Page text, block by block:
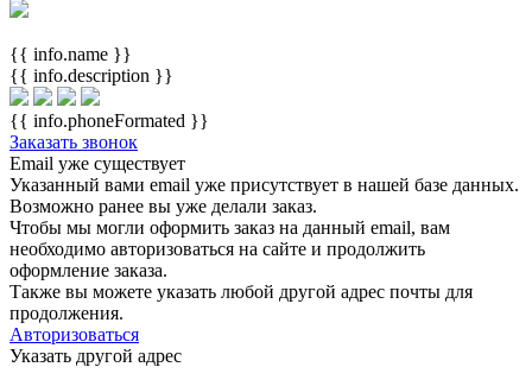
{{ info.name }}
{{ info.description }}
{{ info.phoneFormated }}
Заказать звонок
Email уже существует
Указанный вами email уже присутствует в нашей базе данных.
Возможно ранее вы уже делали заказ.
Чтобы мы могли оформить заказ на данный email, вам
необходимо авторизоваться на сайте и продолжить
оформление заказа.
Также вы можете указать любой другой адрес почты для
продолжения.
Авторизоваться
Указать другой адрес